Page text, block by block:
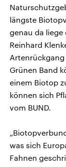
längste
genau da
Reinhard
Grünen Band
einem Biotop
können sich
vom BUND.
was sich
Fahnen